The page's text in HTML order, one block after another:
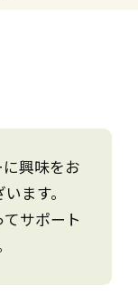
興味をお
ます。
サポート